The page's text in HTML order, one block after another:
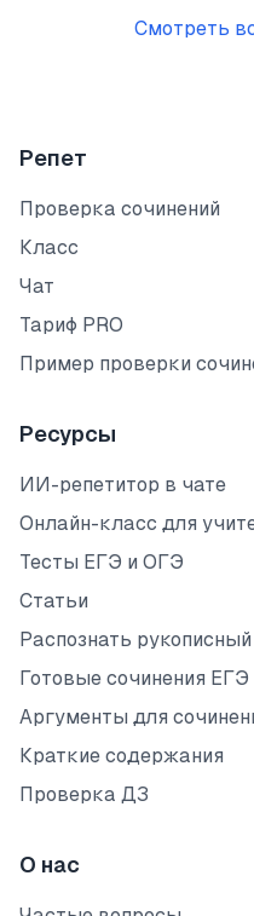
Смотреть
Репет
Проверка сочинений
Класс
Чат
Тариф PRO
Пример проверки
Ресурсы
ИИ-репетитор в чате
Онлайн-класс для
Тесты ЕГЭ и ОГЭ
Статьи
Распознать рукописный
Готовые сочинения
Аргументы для
Краткие содержания
Проверка ДЗ
О нас